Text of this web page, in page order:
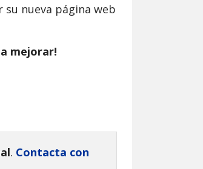
su nueva página web
mejorar!
. Contacta con